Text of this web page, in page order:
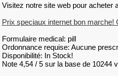
Visitez notre site web pour acheter
Prix speciaux internet bon marche!
Formulaire medical: pill
Ordonnance requise: Aucune
Disponibilité: In Stock!
Note 4,54 / 5 sur la base de 10244